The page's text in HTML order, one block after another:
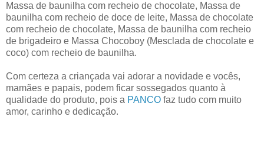
Massa de baunilha com recheio de chocolate, Massa de
baunilha com recheio de doce de leite, Massa de chocolate
com recheio de chocolate, Massa de baunilha com recheio
de brigadeiro e Massa Chocoboy (Mesclada de chocolate e
coco) com recheio de baunilha.
Com certeza a criançada vai adorar a novidade e vocês,
mamães e papais, podem ficar sossegados quanto à
qualidade do produto, pois a PANCO faz tudo com muito
amor, carinho e dedicação.